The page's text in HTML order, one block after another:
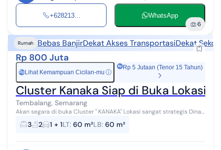
+628213... WhatsApp
6
Rumah Bebas BanjirDekat Akses TransportasiDekat
Rp 800 Juta
Rp Lihat Kemampuan Cicilan-mu ⓘ
Rp 5 Jutaan (Tenor 15 Tahun)
Cluster Kanaka Siap di Buka Lokasi
Tembalang, Semarang
Akan segara di buka Cluster " KANAKA" Lokasi sangat strategis Dinar
Raya Meteseh Tembalang Semarang Nempel jalan raya Jalan utama
2 jalur Bebas B...
3 2 1 + 1LT: 60 m²LB: 60 m²